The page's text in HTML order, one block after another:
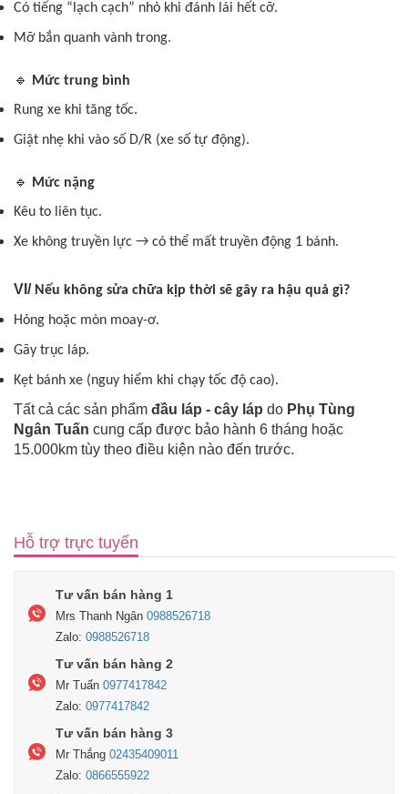
Có tiếng “lạch cạch” nhỏ khi đánh lái hết cỡ.
Mỡ bắn quanh vành trong.
🔹 Mức trung bình
Rung xe khi tăng tốc.
Giật nhẹ khi vào số D/R (xe số tự động).
🔹 Mức nặng
Kêu to liên tục.
Xe không truyền lực → có thể mất truyền động 1 bánh.
VI/ Nếu không sửa chữa kịp thời sẽ gây ra hậu quả gì?
Hỏng hoặc mòn moay-ơ.
Gãy trục láp.
Kẹt bánh xe (nguy hiểm khi chạy tốc độ cao).
Tất cả các sản phẩm đầu láp - cây láp do Phụ Tùng
Ngân Tuấn cung cấp được bảo hành 6 tháng hoặc
15.000km tùy theo điều kiện nào đến trước.
Hỗ trợ trực tuyến
Tư vấn bán hàng 1
Mrs Thanh Ngân 0988526718
Zalo: 0988526718
Tư vấn bán hàng 2
Mr Tuấn 0977417842
Zalo: 0977417842
Tư vấn bán hàng 3
Mr Thắng 02435409011
Zalo: 0866555922